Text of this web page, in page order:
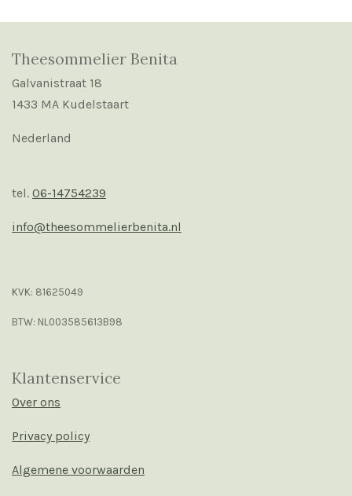
Theesommelier Benita
Galvanistraat 18
1433 MA Kudelstaart
Nederland
tel. 06-14754239
info@theesommelierbenita.nl
KVK: 81625049
BTW: NL003585613B98
Klantenservice
Over ons
Privacy policy
Algemene voorwaarden